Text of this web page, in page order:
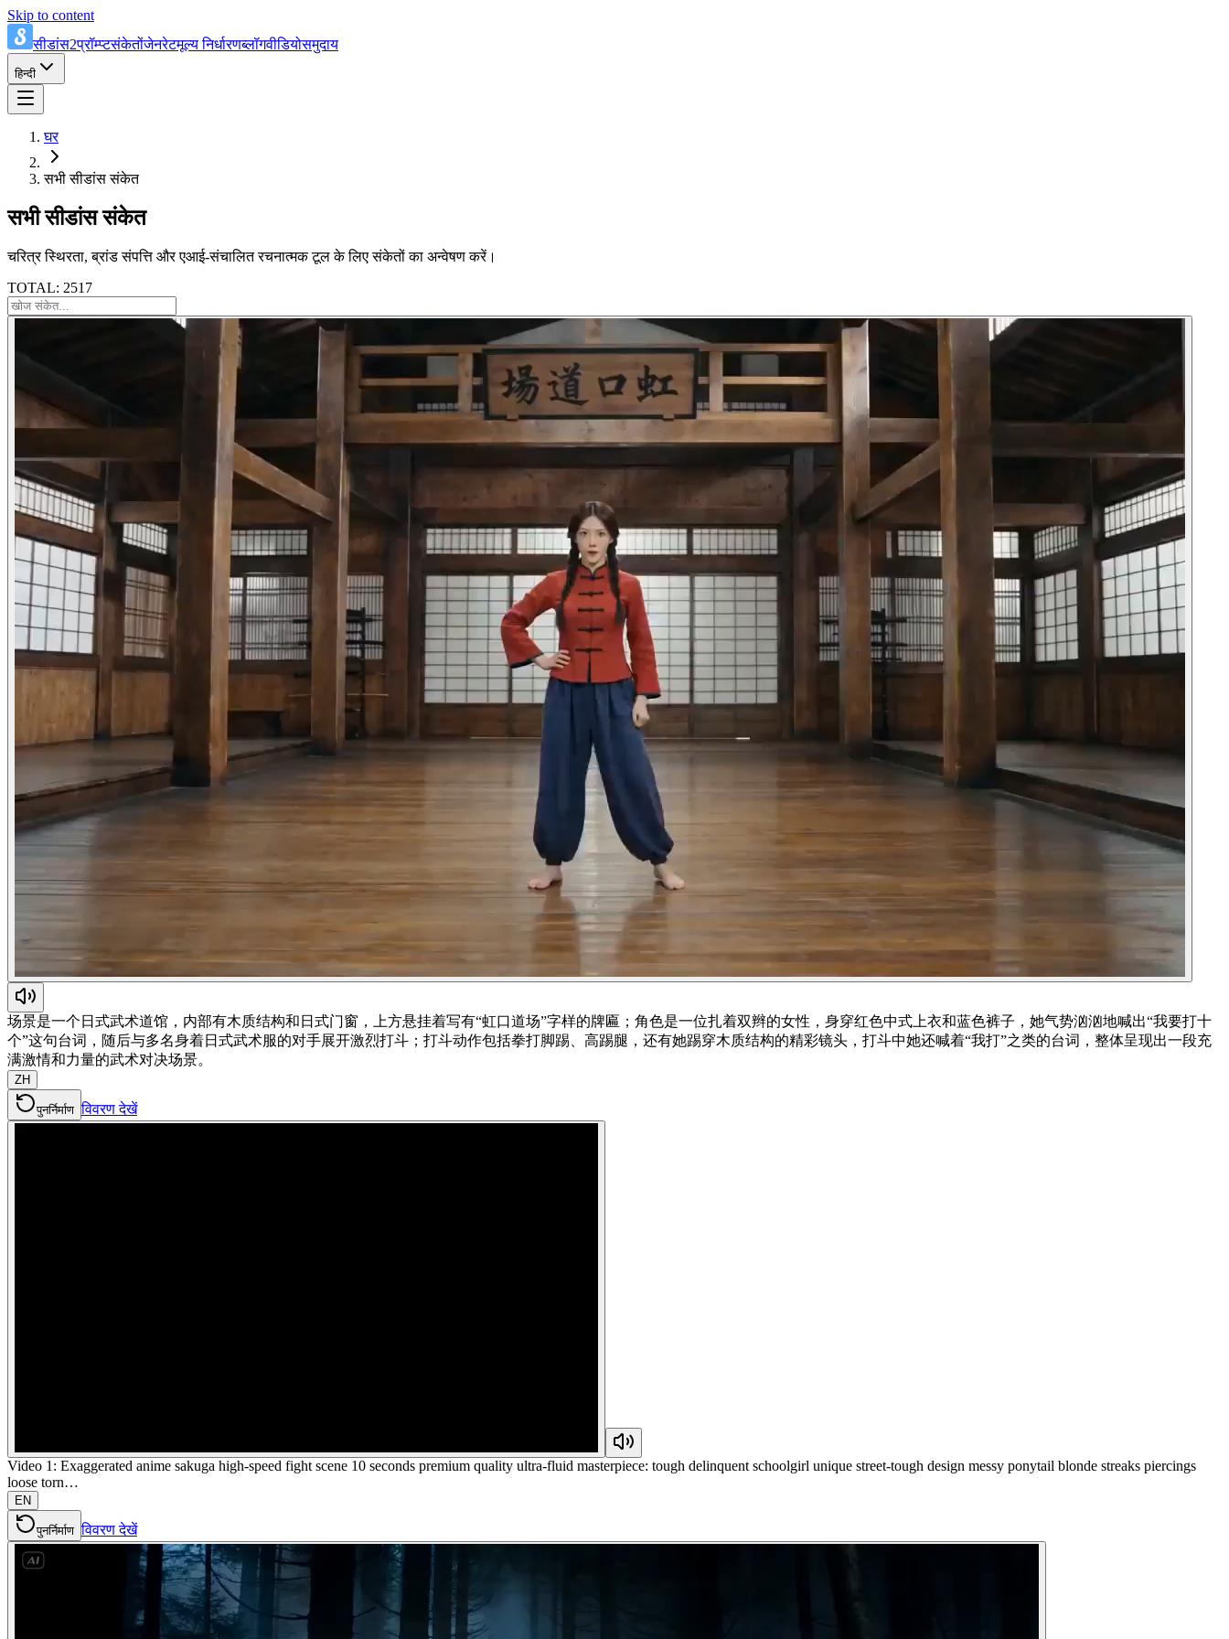
Skip to content
सीडांस2प्रॉम्प्टसंकेतोंजेनरेटमूल्य निर्धारणब्लॉगवीडियोसमुदाय
हिन्दी
घर
सभी सीडांस संकेत
सभी सीडांस संकेत
चरित्र स्थिरता, ब्रांड संपत्ति और एआई-संचालित रचनात्मक टूल के लिए संकेतों का अन्वेषण करें।
TOTAL: 2517
场景是一个日式武术道馆，内部有木质结构和日式门窗，上方悬挂着写有“虹口道场”字样的牌匾；角色是一位扎着双辫的女性，身穿红色中式上衣和蓝色裤子，她气势汹汹地喊出“我要打十
个”这句台词，随后与多名身着日式武术服的对手展开激烈打斗；打斗动作包括拳打脚踢、高踢腿，还有她踢穿木质结构的精彩镜头，打斗中她还喊着“我打”之类的台词，整体呈现出一段充
满激情和力量的武术对决场景。
ZH
पुनर्निर्माण विवरण देखें
Video 1: Exaggerated anime sakuga high-speed fight scene 10 seconds premium quality ultra-fluid masterpiece: tough delinquent schoolgirl unique street-tough design messy ponytail blonde streaks piercings
loose torn…
EN
पुनर्निर्माण विवरण देखें